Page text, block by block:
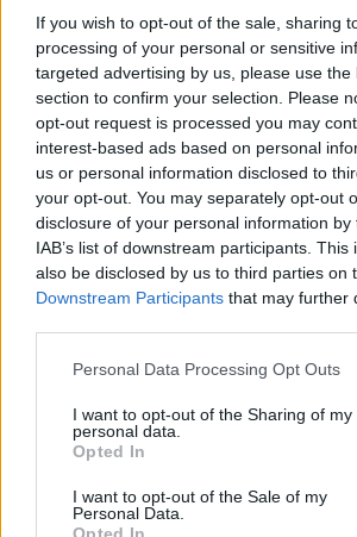
If you wish to opt-out of the sale, sharing
processing of your personal or sensitive
targeted advertising by us, please use the
section to confirm your selection. Please
opt-out request is processed you may
interest-based ads based on personal
us or personal information disclosed to
your opt-out. You may separately opt-out
disclosure of your personal information
IAB’s list of downstream participants.
also be disclosed by us to third parties on
Downstream Participants that may further
Please note that this website/app uses
not limited to your visit or usage
grant or deny consent to Google and its
use your data for below specified
consent section.
Personal Data Processing Opt Outs
I want to opt-out of the Sharing of my
personal data.
Opted In
I want to opt-out of the Sale of my
Personal Data.
Opted In
Debido a ese problema físico su valor
Comunio es muy bajo: 1,6 millones de
hueco en tu plantilla y dinero de sobra,
que te puede dar un gran rendimiento a
en puntos (el año pasado jugó 13
consiguió 118), también por una posible
cuando esté disponible.
Chukwueze está en el juego como
destaca por su verticalidad y amplio
ofensivas. La temporada pasada
Inversiones con riesgo: cuatro
Jugadores como